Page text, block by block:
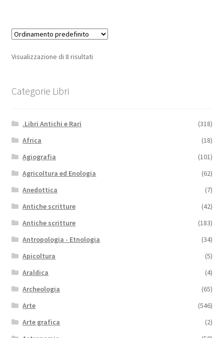
Visualizzazione di 8 risultati
Categorie Libri
.Libri Antichi e Rari
(318)
Africa
(18)
Agiografia
(101)
Agricoltura ed Enologia
(62)
Anedottica
(7)
Antiche scritture
(42)
Antiche scritture
(183)
Antropologia - Etnologia
(34)
Apicoltura
(5)
Araldica
(4)
Archeologia
(65)
Arte
(546)
Arte grafica
(2)